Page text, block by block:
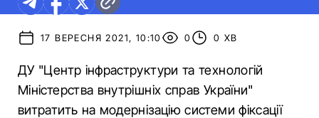
17 ВЕРЕСНЯ 2021, 10:10 0 0 ХВ
ДУ "Центр інфраструктури та технологій
Міністерства внутрішніх справ України"
витратить на модернізацію системи фіксації